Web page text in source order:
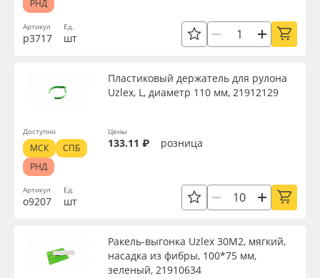
Артикул
р3717
Ед.
шт
РНД
Артикул
о9207
Пластиковый держатель для рулона
Uzlex, L, диаметр 110 мм, 21912129
Ед.
шт
Цены
133.11 ₽ розница
Доступно
МСК
СПБ
РНД
Ракель-выгонка Uzlex 30М2, мягкий,
насадка из фибры, 100*75 мм,
зеленый, 21910634